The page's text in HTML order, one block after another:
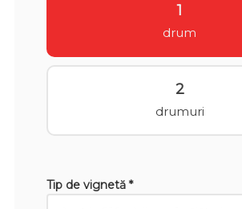
1
drum
2
drumuri
Tip de vignetă *